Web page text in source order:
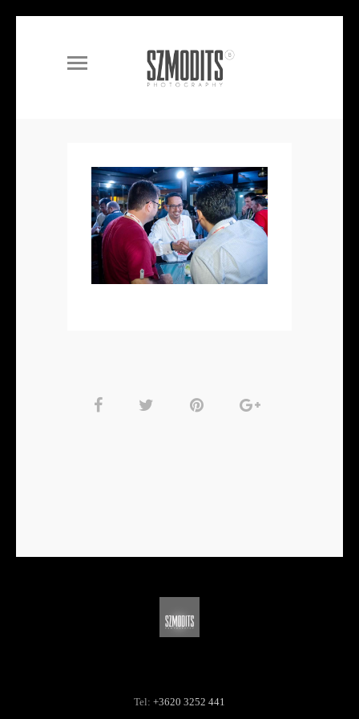
Tel: +3620 3252 441